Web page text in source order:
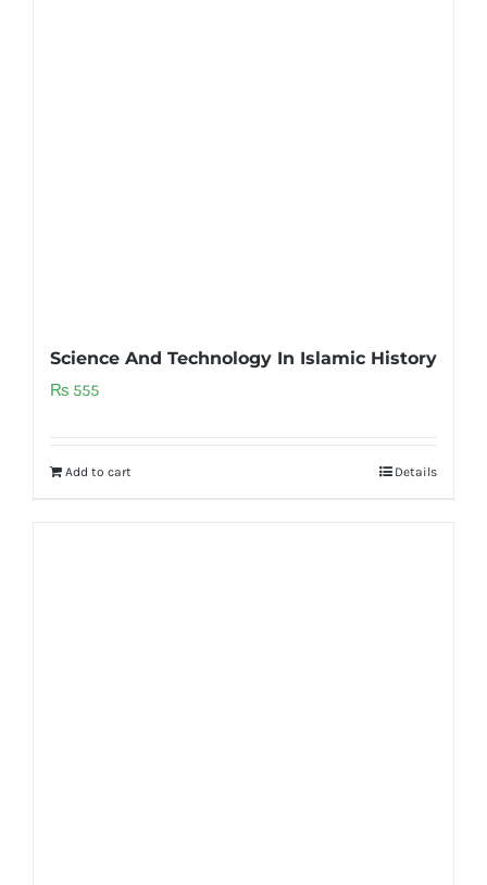
Science And Technology In Islamic History
₨ 555
Add to cart Details